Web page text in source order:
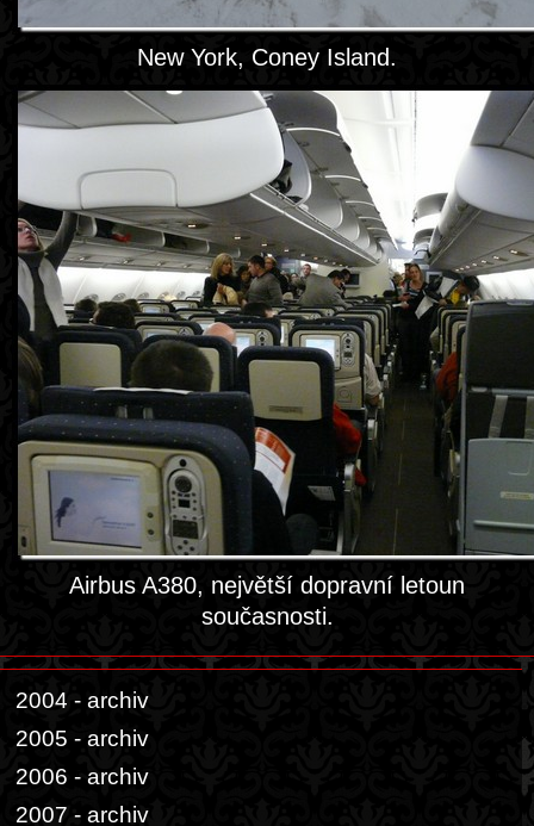
New York, Coney Island.
Airbus A380, největší dopravní letoun
současnosti.
2004 - archiv
2005 - archiv
2006 - archiv
2007 - archiv